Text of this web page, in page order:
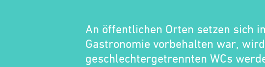
An öffentlichen Orten setzen sich
Gastronomie vorbehalten war,
geschlechtergetrennten WCs